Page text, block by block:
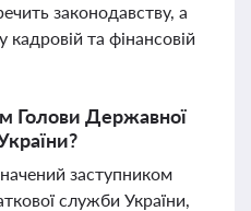
законодавству, а
та фінансовій
Голови Державної
заступником
служби України,